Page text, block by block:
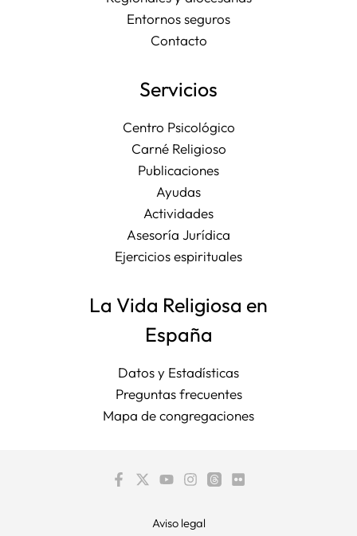
Entornos seguros
Contacto
Servicios
Centro Psicológico
Carné Religioso
Publicaciones
Ayudas
Actividades
Asesoría Jurídica
Ejercicios espirituales
La Vida Religiosa en
España
Datos y Estadísticas
Preguntas frecuentes
Mapa de congregaciones
Aviso legal